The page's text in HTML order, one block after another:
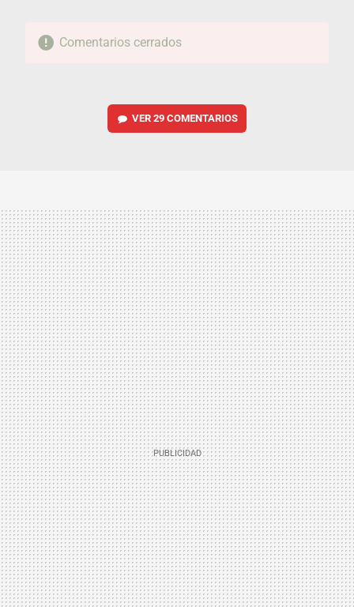
Comentarios cerrados
VER 29 COMENTARIOS